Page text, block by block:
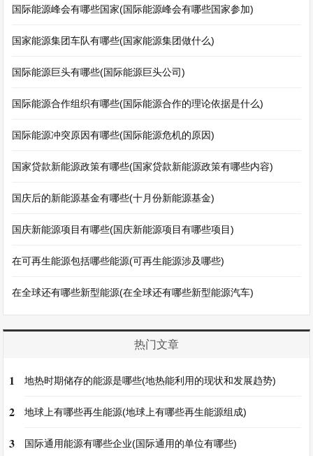
国际能源峰会有哪些国家(国际能源峰会有哪些国家参加)
国家能源集团车队有哪些(国家能源集团做什么)
国际能源巨头有哪些(国际能源巨头公司)
国际能源合作组织有哪些(国际能源合作的理论依据是什么)
国际能源冲突原因有哪些(国际能源危机的原因)
国家贷款新能源政策有哪些(国家贷款新能源政策有哪些内容)
国庆后的新能源基金有哪些(十月份新能源基金)
国庆新能源项目有哪些(国庆新能源项目有哪些项目)
在可再生能源包括哪些能源(可再生能源涉及哪些)
在全球还有哪些新型能源(在全球还有哪些新型能源汽车)
热门文章
1 地热时期储存的能源是哪些(地热能利用的现状和发展趋势)
2 地球上有哪些再生能源(地球上有哪些再生能源组成)
3 国际通用能源有哪些企业(国际通用的单位有哪些)